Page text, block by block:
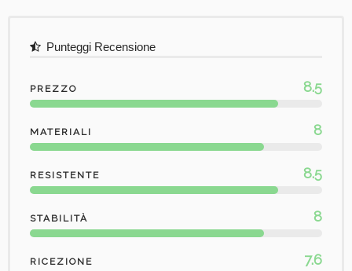
Punteggi Recensione
PREZZO 8.5
MATERIALI 8
RESISTENTE 8.5
STABILITÀ 8
RICEZIONE 7.6